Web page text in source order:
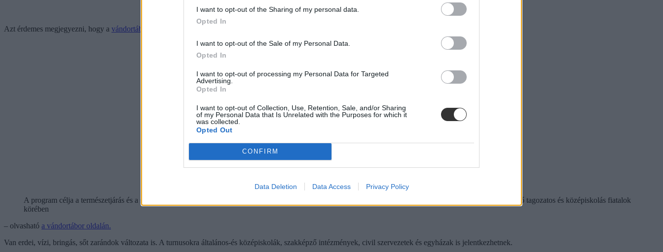
I want to opt-out of the Sharing of my personal data.
Opted In
I want to opt-out of the Sale of my Personal Data.
Opted In
I want to opt-out of processing my Personal Data for Targeted
Advertising.
Opted In
I want to opt-out of Collection, Use, Retention, Sale, and/or Sharing
of my Personal Data that Is Unrelated with the Purposes for which it
was collected.
Opted Out
CONFIRM
Data Deletion Data Access Privacy Policy
Azt érdemes megjegyezni, hogy a vándortábor nem egy sima tábor.
A program célja a természetjárás és a sport, valamint az azon keresztül megvalósuló egészség- és környezettudatos életmód megismertetése, népszerűsítése a felső tagozatos és középiskolás fiatalok
körében
– olvasható a vándortábor oldalán.
Van erdei, vízi, bringás, sőt zarándok változata is. A turnusokra általános-és középiskolák, szakképző intézmények, civil szervezetek és egyházak is jelentkezhetnek.